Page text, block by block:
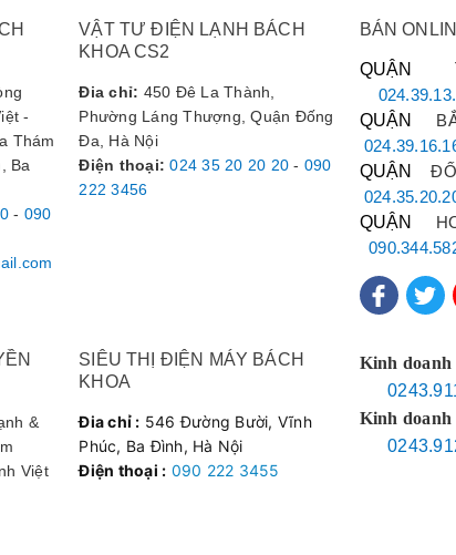
phẩm được bảo hành chính hãng 2 năm, mang lại sự tin
Thuật
TPMAX
450VAC
50/60Hz
IEC/EN60252-1
-
Thám
Ba
- 090
VẬT TƯ ĐIỆN LẠNH BÁCH
KHOA CS2
Đia chỉ: 450 Đê La Thành,
Phường Láng Thượng, Quận Đống
Đa, Hà Nội
Điện thoại: 024 35 20 20 20 - 090
222 3456
BÁN
QUẬN
QUẬN
QUẬN
QUẬN
&
Việt
SIÊU THỊ ĐIỆN MÁY BÁCH
KHOA
Đia chỉ : 546 Đường Bười, Vĩnh
Phúc, Ba Đình, Hà Nội
Điện thoại : 090 222 3455
Kinh doanh
Kinh doanh